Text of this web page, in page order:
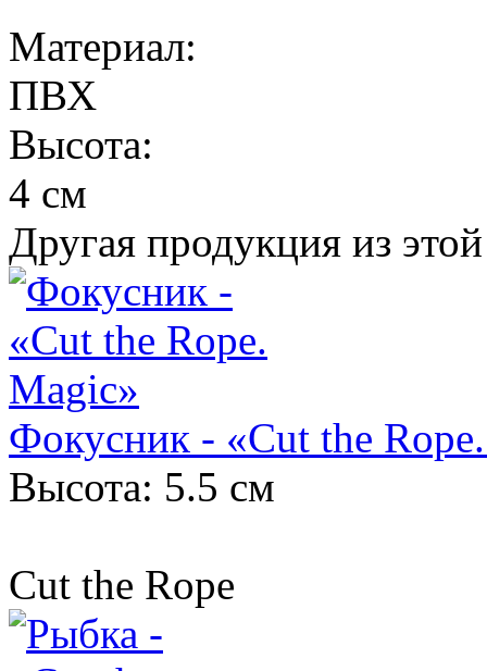
Материал:
ПВХ
Высота:
4 см
Другая продукция из
Фокусник - «Cut the
Высота: 5.5 см
Cut the Rope